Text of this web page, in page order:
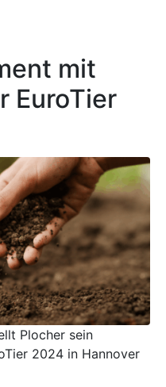
mit
EuroTier
Plocher sein
2024 in Hannover